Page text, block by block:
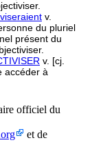
v.
du pluriel
présent du
v. [cj.
accéder à
officiel du
et de